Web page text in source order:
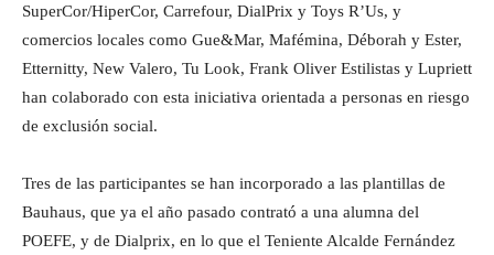
SuperCor/HiperCor, Carrefour, DialPrix y Toys R’Us, y
comercios locales como Gue&Mar, Mafémina, Déborah y Ester,
Etternitty, New Valero, Tu Look, Frank Oliver Estilistas y Lupriett
han colaborado con esta iniciativa orientada a personas en riesgo
de exclusión social.
Tres de las participantes se han incorporado a las plantillas de
Bauhaus, que ya el año pasado contrató a una alumna del
POEFE, y de Dialprix, en lo que el Teniente Alcalde Fernández